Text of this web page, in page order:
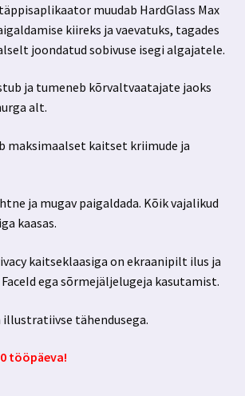
muudab HardGlass Max
kiireks ja vaevatuks, tagades
joondatud sobivuse isegi algajatele.
ja tumeneb kõrvaltvaatajate jaoks
alt.
maksimaalset kaitset kriimude ja
ja mugav paigaldada. Kõik vajalikud
kaasas.
kaitseklaasiga on ekraanipilt ilus ja
FaceId ega sõrmejäljelugeja kasutamist.
tähendusega.
tööpäeva!